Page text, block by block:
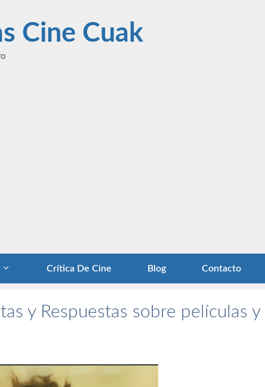
Cine Cuak
Crítica De Cine Blog Contacto
y Respuestas sobre películas y